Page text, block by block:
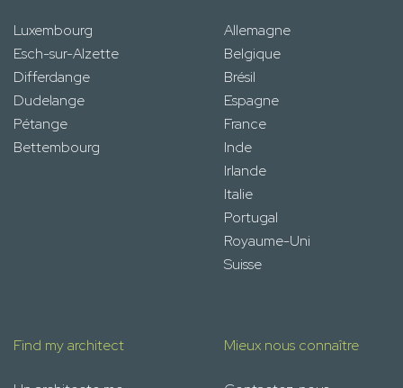
Luxembourg
Esch-sur-Alzette
Differdange
Dudelange
Pétange
Bettembourg
Allemagne
Belgique
Brésil
Espagne
France
Inde
Irlande
Italie
Portugal
Royaume-Uni
Suisse
Find my architect Mieux nous connaître